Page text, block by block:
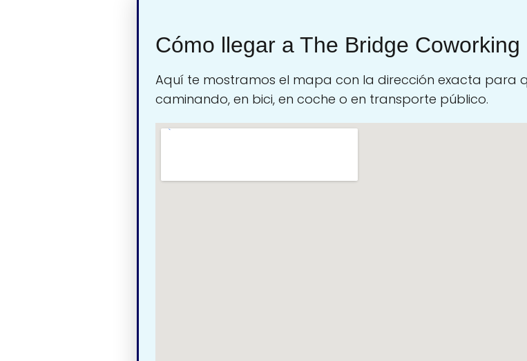
Cómo llegar a The Bridge Coworking
Aquí te mostramos el mapa con la dirección exacta para
caminando, en bici, en coche o en transporte público.